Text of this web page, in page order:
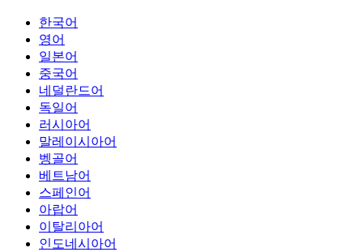
한국어
영어
일본어
중국어
네덜란드어
독일어
러시아어
말레이시아어
벵골어
베트남어
스페인어
아랍어
이탈리아어
인도네시아어